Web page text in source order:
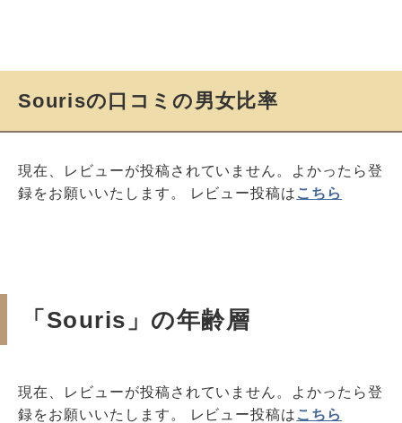
Sourisの口コミの男女比率
現在、レビューが投稿されていません。よかったら登
録をお願いいたします。 レビュー投稿は こちら
「Souris」の年齢層
現在、レビューが投稿されていません。よかったら登
録をお願いいたします。 レビュー投稿は こちら